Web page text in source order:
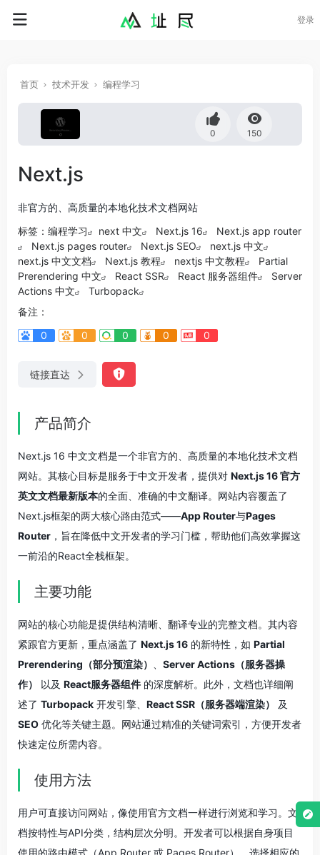
登录
首页 技术开发 编程学习
0 150
Next.js
非官方的、高质量的本地化技术文档网站
标签： 编程学习 next 中文 Next.js 16
Next.js app router
Next.js pages router
Next.js SEO
next.js 中文
next.js 中文文档
Next.js 教程 nextjs 中文教程
Partial
Prerendering 中文
React SSR React 服务器组件
Server
Actions 中文
Turbopack
备注：
0
0 0 0 0
链接直达
产品简介
Next.js 16 中文文档是一个非官方的、高质量的本地化技术文档
网站。其核心目标是服务于中文开发者，提供对 Next.js 16 官方
英文文档最新版本的全面、准确的中文翻译。网站内容覆盖了
Next.js框架的两大核心路由范式——App Router与Pages
Router ，旨在降低中文开发者的学习门槛，帮助他们高效掌握这
一前沿的React全栈框架。
主要功能
网站的核心功能是提供结构清晰、翻译专业的完整文档。其内容
紧跟官方更新，重点涵盖了 Next.js 16 的新特性，如 Partial
Prerendering（部分预渲染）
Server Actions（服务器操
作）
以及 React服务器组件 的深度解析。此外，文档也详细阐
述了 Turbopack 开发引擎、 React SSR（服务器端渲染）
及
SEO 优化等关键主题。网站通过精准的关键词索引，方便开发者
快速定位所需内容。
使用方法
用户可直接访问网站，像使用官方文档一样进行浏览和学习。文
档按特性与API分类，结构层次分明。开发者可以根据自身项目
使用的路由模式（App Router 或 Pages Router），选择相应的